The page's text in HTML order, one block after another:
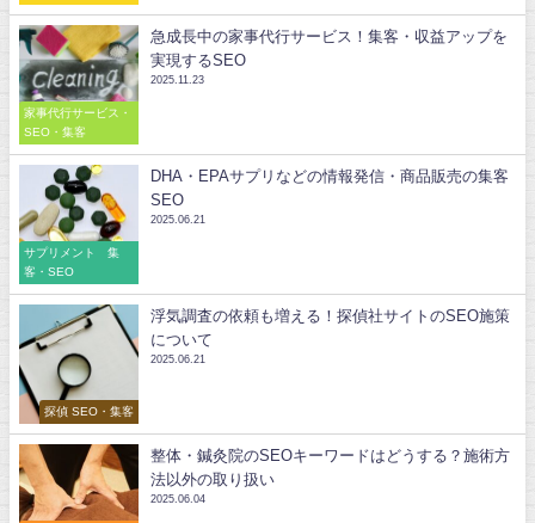
家事代行サービス・
SEO・集客
急成長中の家事代行サービス！集客・収益アップを
実現するSEO
2025.11.23
サプリメント 集
客・SEO
DHA・EPAサプリなどの情報発信・商品販売の集客
SEO
2025.06.21
探偵 SEO・集客
浮気調査の依頼も増える！探偵社サイトのSEO施策
について
2025.06.21
整体・鍼灸院のSEOキーワードはどうする？施術方
法以外の取り扱い
2025.06.04